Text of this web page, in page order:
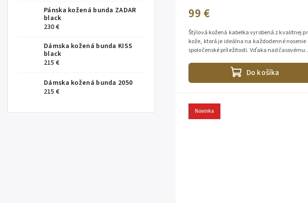
Pánska kožená bunda ZADAR
black
230 €
Dámska kožená bunda KISS
black
215 €
Dámska kožená bunda 2050
215 €
99 €
Do košíka
Štýlová kožená kabelka vyrobená z kvalitnej
kože, ktorá je ideálna na každodenné nosenie
spoločenské príležitosti. Vďaka nadčasovému
Novinka